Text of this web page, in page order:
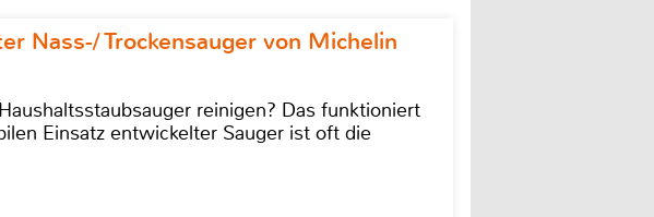
Nass-/ Trockensauger von Michelin
reinigen? Das funktioniert
Einsatz entwickelter Sauger ist oft die